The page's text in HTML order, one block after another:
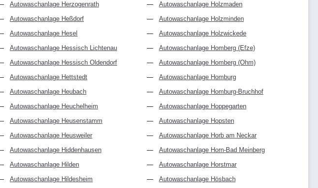
Autowaschanlage Herzogenrath
Autowaschanlage Heßdorf
Autowaschanlage Hesel
Autowaschanlage Hessisch Lichtenau
Autowaschanlage Hessisch Oldendorf
Autowaschanlage Hettstedt
Autowaschanlage Heubach
Autowaschanlage Heuchelheim
Autowaschanlage Heusenstamm
Autowaschanlage Heusweiler
Autowaschanlage Hiddenhausen
Autowaschanlage Hilden
Autowaschanlage Hildesheim
Autowaschanlage Holzmaden
Autowaschanlage Holzminden
Autowaschanlage Holzwickede
Autowaschanlage Homberg (Efze)
Autowaschanlage Homberg (Ohm)
Autowaschanlage Homburg
Autowaschanlage Homburg-Bruchhof
Autowaschanlage Hoppegarten
Autowaschanlage Hopsten
Autowaschanlage Horb am Neckar
Autowaschanlage Horn-Bad Meinberg
Autowaschanlage Horstmar
Autowaschanlage Hösbach